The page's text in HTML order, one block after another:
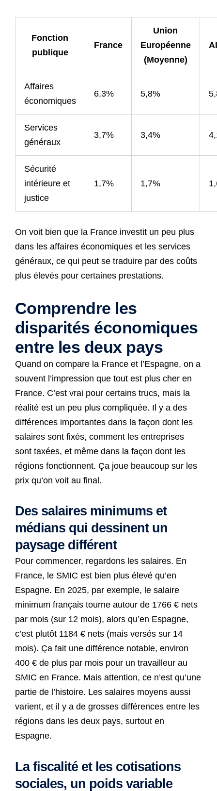
Fonction
publique
France
Union
Européenne
(Moyenne)
Affaires
économiques
6,3% 5,8%
Services
généraux
3,7% 3,4%
Sécurité
intérieure et
justice
1,7% 1,7%
On voit bien que la France investit un peu plus
dans les affaires économiques et les services
généraux, ce qui peut se traduire par des coûts
plus élevés pour certaines prestations.
Comprendre les
disparités économiques
entre les deux pays
Quand on compare la France et l’Espagne, on a
souvent l’impression que tout est plus cher en
France. C’est vrai pour certains trucs, mais la
réalité est un peu plus compliquée. Il y a des
différences importantes dans la façon dont les
salaires sont fixés, comment les entreprises
sont taxées, et même dans la façon dont les
régions fonctionnent. Ça joue beaucoup sur les
prix qu’on voit au final.
Des salaires minimums et
médians qui dessinent un
paysage différent
Pour commencer, regardons les salaires. En
France, le SMIC est bien plus élevé qu’en
Espagne. En 2025, par exemple, le salaire
minimum français tourne autour de 1766 € nets
par mois (sur 12 mois), alors qu’en Espagne,
c’est plutôt 1184 € nets (mais versés sur 14
mois). Ça fait une différence notable, environ
400 € de plus par mois pour un travailleur au
SMIC en France. Mais attention, ce n’est qu’une
partie de l’histoire. Les salaires moyens aussi
varient, et il y a de grosses différences entre les
régions dans les deux pays, surtout en
Espagne.
La fiscalité et les cotisations
sociales, un poids variable